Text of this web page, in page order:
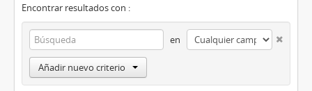
Encontrar resultados con :
en
Añadir nuevo criterio